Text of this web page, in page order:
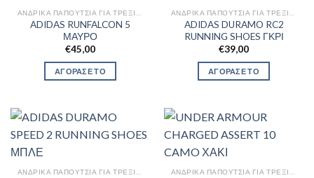
ADIDAS RUNFALCON 5
ΜΑΥΡΟ
€45,00
ΑΓΟΡΑΣΕ ΤΟ
ADIDAS DURAMO RC2
RUNNING SHOES ΓΚΡΙ
€39,00
ΑΓΟΡΑΣΕ ΤΟ